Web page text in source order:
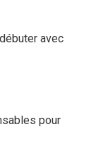
avec
pour